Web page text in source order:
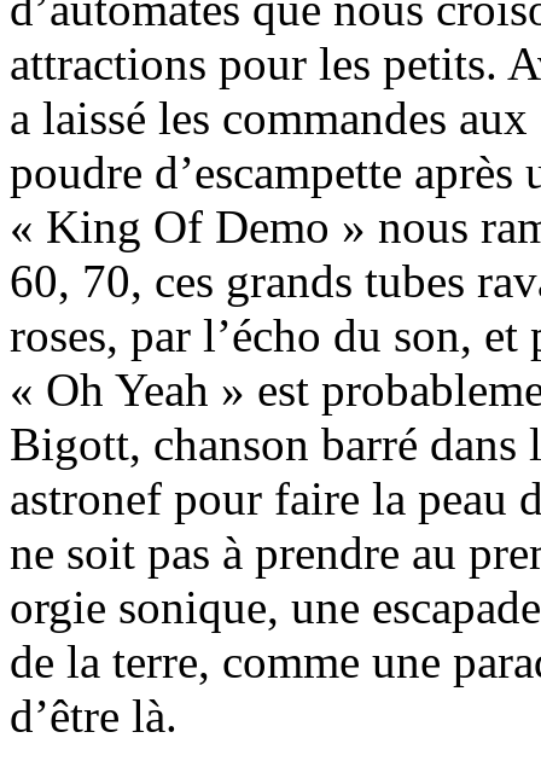
attractions pour les petits.
a laissé les commandes
poudre d’escampette après
« King Of Demo » nous
60, 70, ces grands tubes
roses, par l’écho du son,
« Oh Yeah » est
Bigott, chanson barré
astronef pour faire la peau
ne soit pas à prendre au
orgie sonique, une
de la terre, comme une
d’être là.